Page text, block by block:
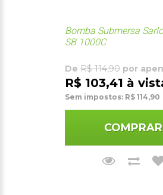
Bomba Submersa
SB 1000C
De R$ 114,90 por
R$ 103,41 à
Sem impostos: R$ 114,90
COMPRAR